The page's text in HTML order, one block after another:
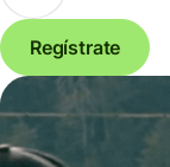
Regístrate